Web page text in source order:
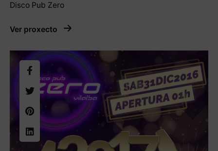
Disco Pub Zero
Ver proxecto